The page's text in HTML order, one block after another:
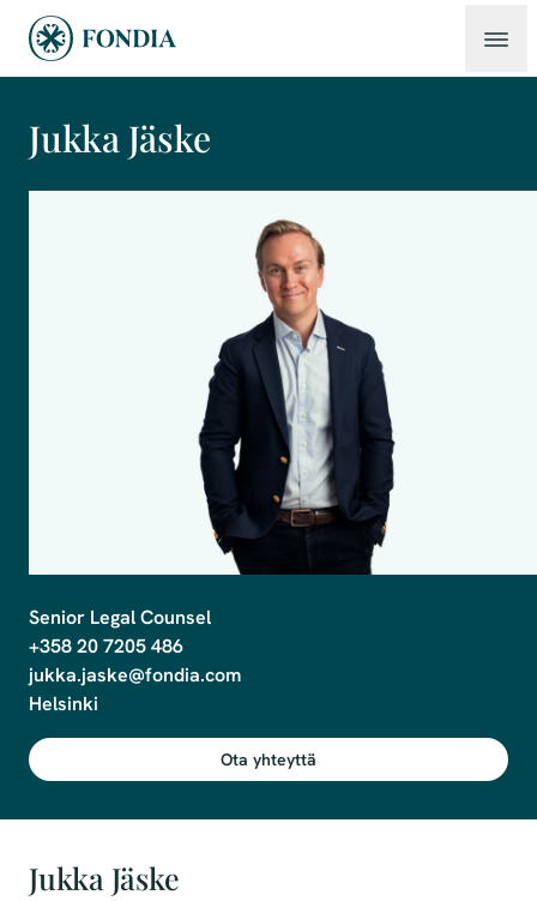
Jukka Jäske
Senior Legal Counsel
+358 20 7205 486
jukka.jaske@fondia.com
Helsinki
Ota yhteyttä
Jukka Jäske